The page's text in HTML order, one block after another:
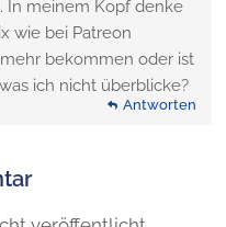
In meinem Kopf denke
wie bei Patreon
bekommen oder ist
ich nicht überblicke?
Antworten